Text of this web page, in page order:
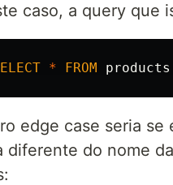
caso, a query que
* FROM products
edge case seria
diferente do nome